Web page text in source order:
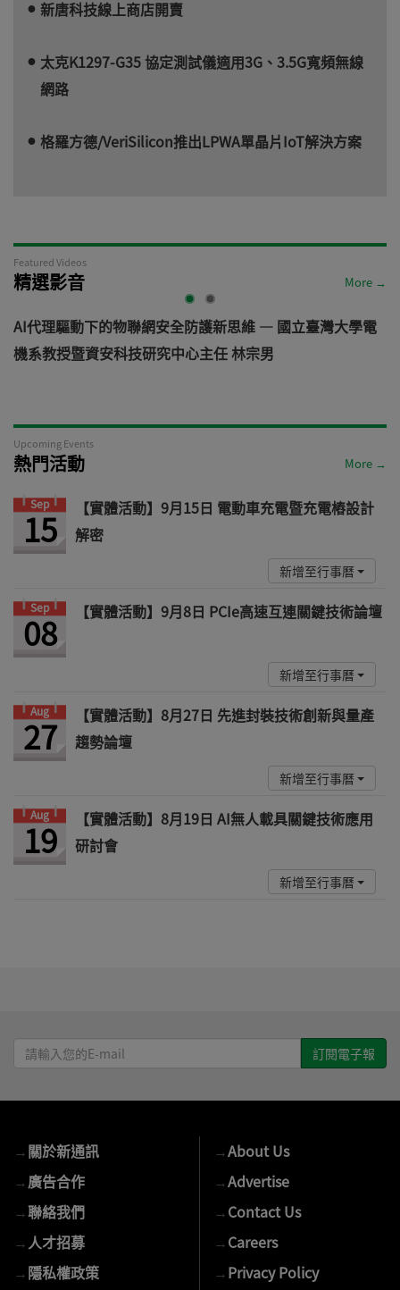
新唐科技線上商店開賣
太克K1297-G35 協定測試儀適用3G、3.5G寬頻無線
網路
格羅方德/VeriSilicon推出LPWA單晶片IoT解決方案
Featured Videos
精選影音 More →
AI代理驅動下的物聯網安全防護新思維 — 國立臺灣大學電
機系教授暨資安科技研究中心主任 林宗男
Upcoming Events
熱門活動 More →
Sep
15
【實體活動】9月15日 電動車充電暨充電樁設計
解密
新增至行事曆
Sep
08 【實體活動】9月8日 PCIe高速互連關鍵技術論壇
新增至行事曆
Aug
27
【實體活動】8月27日 先進封裝技術創新與量產
趨勢論壇
新增至行事曆
Aug
19
【實體活動】8月19日 AI無人載具關鍵技術應用
研討會
新增至行事曆
請
輸
E-
mail
→關於新通訊
→廣告合作
→聯絡我們
→ 人才招募
→隱私權政策
→About Us
→Advertise
→Contact Us
→Careers
→Privacy Policy